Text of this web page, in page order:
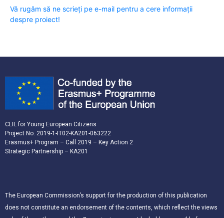
Vă rugăm să ne scrieți pe e-mail pentru a cere informații
despre proiect!
CLIL for Young European Citizens
Project No. 2019-1-IT02-KA201-063222
Erasmus+ Program – Call 2019 – Key Action 2
Strategic Partnership – KA201
The European Commission’s support for the production of this publication
does not constitute an endorsement of the contents, which reflect the views